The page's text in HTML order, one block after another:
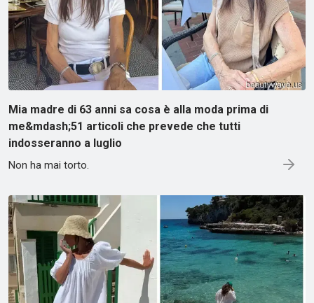
Mia madre di 63 anni sa cosa è alla moda prima di
me&mdash;51 articoli che prevede che tutti
indosseranno a luglio
Non ha mai torto.